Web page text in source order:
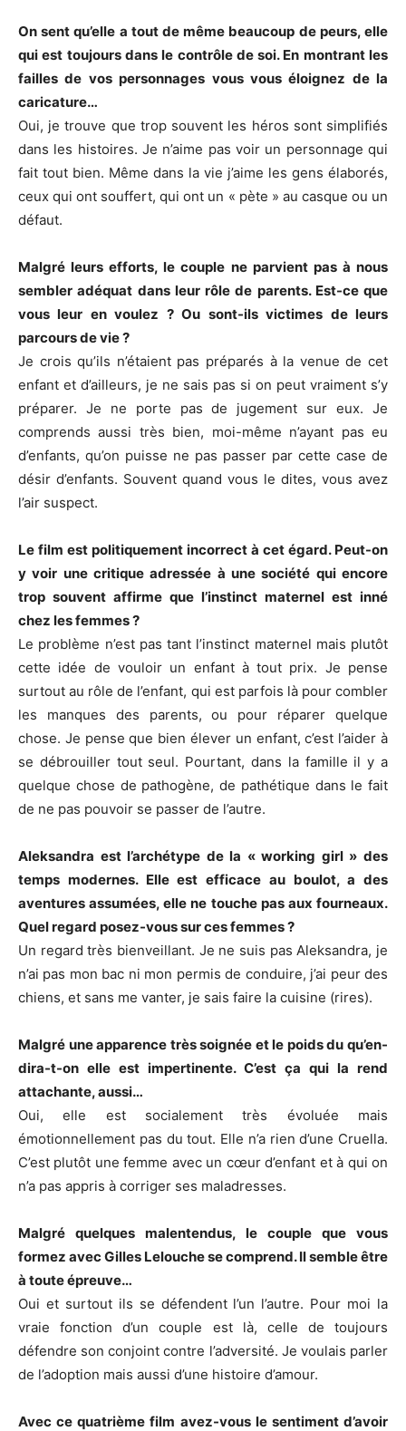
On sent qu’elle a tout de même beaucoup de peurs, elle
qui est toujours dans le contrôle de soi. En montrant les
failles de vos personnages vous vous éloignez de la
caricature…
Oui, je trouve que trop souvent les héros sont simplifiés
dans les histoires. Je n’aime pas voir un personnage qui
fait tout bien. Même dans la vie j’aime les gens élaborés,
ceux qui ont souffert, qui ont un « pète » au casque ou un
défaut.
Malgré leurs efforts, le couple ne parvient pas à nous
sembler adéquat dans leur rôle de parents. Est-ce que
vous leur en voulez ? Ou sont-ils victimes de leurs
parcours de vie ?
Je crois qu’ils n’étaient pas préparés à la venue de cet
enfant et d’ailleurs, je ne sais pas si on peut vraiment s’y
préparer. Je ne porte pas de jugement sur eux. Je
comprends aussi très bien, moi-même n’ayant pas eu
d’enfants, qu’on puisse ne pas passer par cette case de
désir d’enfants. Souvent quand vous le dites, vous avez
l’air suspect.
Le film est politiquement incorrect à cet égard. Peut-on
y voir une critique adressée à une société qui encore
trop souvent affirme que l’instinct maternel est inné
chez les femmes ?
Le problème n’est pas tant l’instinct maternel mais plutôt
cette idée de vouloir un enfant à tout prix. Je pense
surtout au rôle de l’enfant, qui est parfois là pour combler
les manques des parents, ou pour réparer quelque
chose. Je pense que bien élever un enfant, c’est l’aider à
se débrouiller tout seul. Pourtant, dans la famille il y a
quelque chose de pathogène, de pathétique dans le fait
de ne pas pouvoir se passer de l’autre.
Aleksandra est l’archétype de la « working girl » des
temps modernes. Elle est efficace au boulot, a des
aventures assumées, elle ne touche pas aux fourneaux.
Quel regard posez-vous sur ces femmes ?
Un regard très bienveillant. Je ne suis pas Aleksandra, je
n’ai pas mon bac ni mon permis de conduire, j’ai peur des
chiens, et sans me vanter, je sais faire la cuisine (rires).
Malgré une apparence très soignée et le poids du qu’en-
dira-t-on elle est impertinente. C’est ça qui la rend
attachante, aussi…
Oui, elle est socialement très évoluée mais
émotionnellement pas du tout. Elle n’a rien d’une Cruella.
C’est plutôt une femme avec un cœur d’enfant et à qui on
n’a pas appris à corriger ses maladresses.
Malgré quelques malentendus, le couple que vous
formez avec Gilles Lelouche se comprend. Il semble être
à toute épreuve…
Oui et surtout ils se défendent l’un l’autre. Pour moi la
vraie fonction d’un couple est là, celle de toujours
défendre son conjoint contre l’adversité. Je voulais parler
de l’adoption mais aussi d’une histoire d’amour.
Avec ce quatrième film avez-vous le sentiment d’avoir